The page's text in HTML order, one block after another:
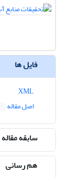
فایل ها
اصل مقاله
سابقه مقاله
هم رسانی